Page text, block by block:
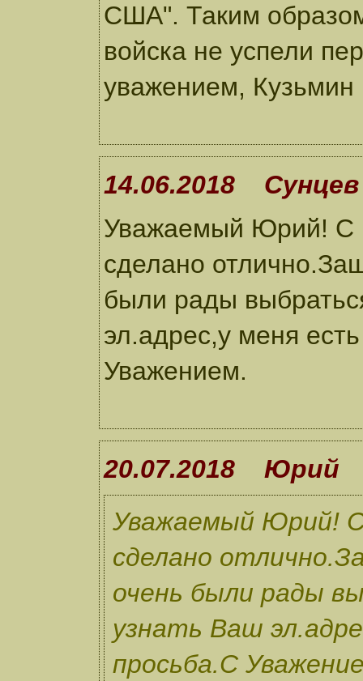
США". Таким
войска не успели
уважением,
14.06.2018
Уважаемый Юрий! С
сделано
были рады
эл.адрес,у меня
Уважением.
20.07.2018 Юрий
Уважаемый Юрий! С
сделано
очень были рады
узнать Ваш
просьба.С